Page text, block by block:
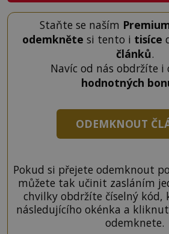
Staňte se naším
odemkněte si tento i tisíce
článků.
Navíc od nás obdržíte i
hodnotných
ODEMKNOUT
Pokud si přejete odemknout
můžete tak učinit zasláním
chvilky obdržíte číselný kód,
následujícího okénka a
odemknete.